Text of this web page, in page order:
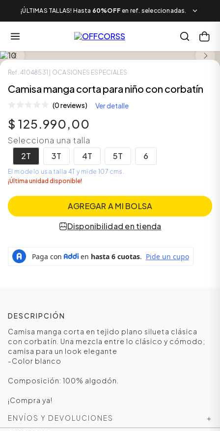
¡ÚLTIMAS TALLAS! Hasta 60%OFF en ref. seleccionadas.
LOOK COMPLETO
Ref.41048531 | OCASIONES ESPECIALES
Camisa manga corta para niño con corbatín
(0 reviews) Ver detalle
$ 125.990,00
Selecciona una talla
2T
3T 4T 5T 6
El modelo usa talla 4T y mide 107 cms.
¡Última unidad disponible!
AGREGAR A MI BOLSA
Disponibilidad en tienda
DESCRIPCIÓN
Camisa manga corta en tejido plano silueta clásica
con corbatín. Una mezcla entre lo clásico y cómodo;
camisa para un look elegante
-Color blanco
Composición: 100% algodón.
¡Compra ya!
ENVÍOS Y DEVOLUCIONES
+